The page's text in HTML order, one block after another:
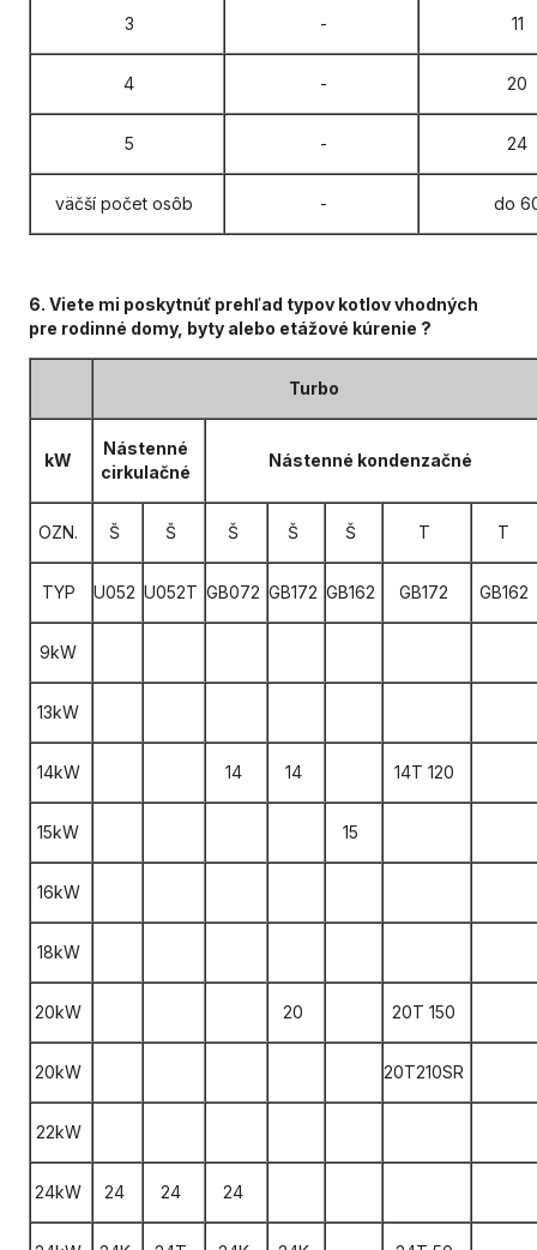
3 - 11
4 - 20
5 - 24
väčší počet osôb - do
6. Viete mi poskytnúť prehľad typov kotlov vhodných
pre rodinné domy, byty alebo etážové kúrenie ?
Turbo
kW
Nástenné
cirkulačné
Nástenné kondenzačné
OZN. Š Š Š Š Š T T
TYP U052 U052T GB072 GB172 GB162 GB172 GB162
9kW
13kW
14kW 14 14 14T 120
15kW 15
16kW
18kW
20kW 20 20T 150
20kW 20T210SR
22kW
24kW 24 24 24